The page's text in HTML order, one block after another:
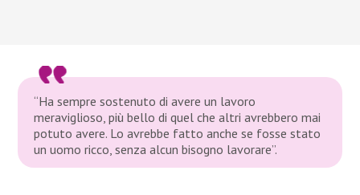
“Ha sempre sostenuto di avere un lavoro
meraviglioso, più bello di quel che altri avrebbero mai
potuto avere. Lo avrebbe fatto anche se fosse stato
un uomo ricco, senza alcun bisogno lavorare”.